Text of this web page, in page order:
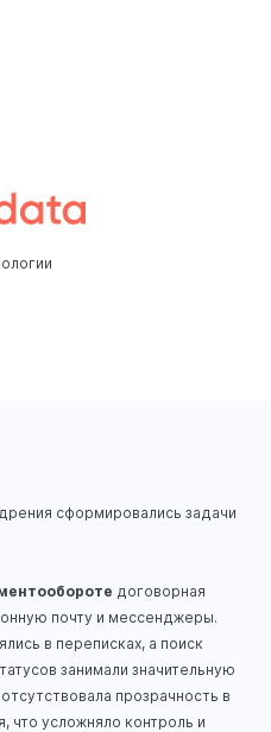
сформировались задачи
договорная
почту и мессенджеры.
в переписках, а поиск
занимали значительную
прозрачность в
что усложняло контроль и